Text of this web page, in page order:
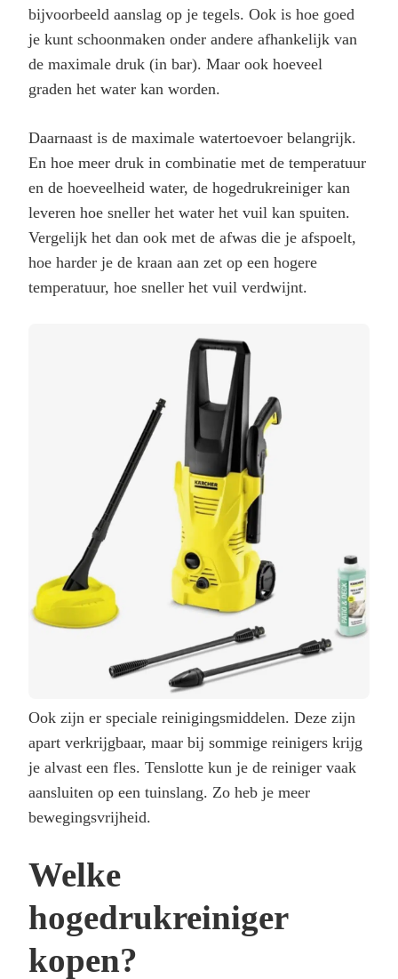
bijvoorbeeld aanslag op je tegels. Ook is hoe goed
je kunt schoonmaken onder andere afhankelijk van
de maximale druk (in bar). Maar ook hoeveel
graden het water kan worden.
Daarnaast is de maximale watertoevoer belangrijk.
En hoe meer druk in combinatie met de temperatuur
en de hoeveelheid water, de hogedrukreiniger kan
leveren hoe sneller het water het vuil kan spuiten.
Vergelijk het dan ook met de afwas die je afspoelt,
hoe harder je de kraan aan zet op een hogere
temperatuur, hoe sneller het vuil verdwijnt.
Ook zijn er speciale reinigingsmiddelen. Deze zijn
apart verkrijgbaar, maar bij sommige reinigers krijg
je alvast een fles. Tenslotte kun je de reiniger vaak
aansluiten op een tuinslang. Zo heb je meer
bewegingsvrijheid.
Welke
hogedrukreiniger
kopen?